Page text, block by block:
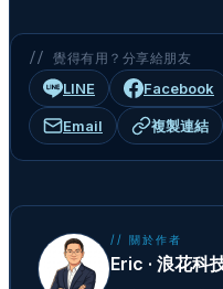
// 覺得有用？分享給朋友
LINE Facebook
Email 複製連結
// 關於作者
Eric · 浪花科